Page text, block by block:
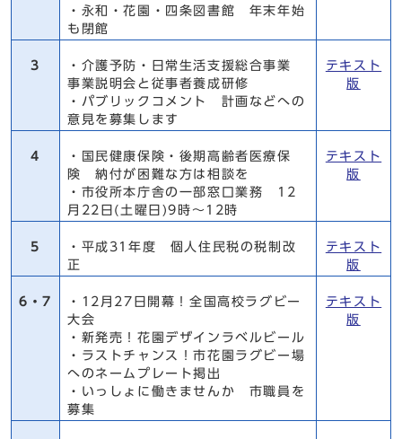
・永和・花園・四条図書館 年末年始
も閉館
3
・介護予防・日常生活支援総合事業
事業説明会と従事者養成研修
・パブリックコメント 計画などへの
意見を募集します
テキスト
版
4
・国民健康保険・後期高齢者医療保
険 納付が困難な方は相談を
・市役所本庁舎の一部窓口業務 12
月22日(土曜日)9時～12時
テキスト
版
5
・平成31年度 個人住民税の税制改
正
テキスト
版
6・7
・12月27日開幕！全国高校ラグビー
大会
・新発売！花園デザインラベルビール
・ラストチャンス！市花園ラグビー場
へのネームプレート掲出
・いっしょに働きませんか 市職員を
募集
テキスト
版